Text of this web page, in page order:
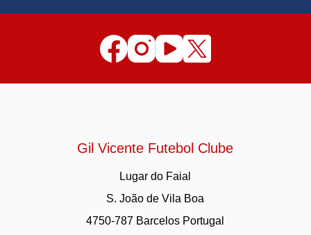
Gil Vicente Futebol Clube
Lugar do Faial
S. João de Vila Boa
4750-787 Barcelos Portugal